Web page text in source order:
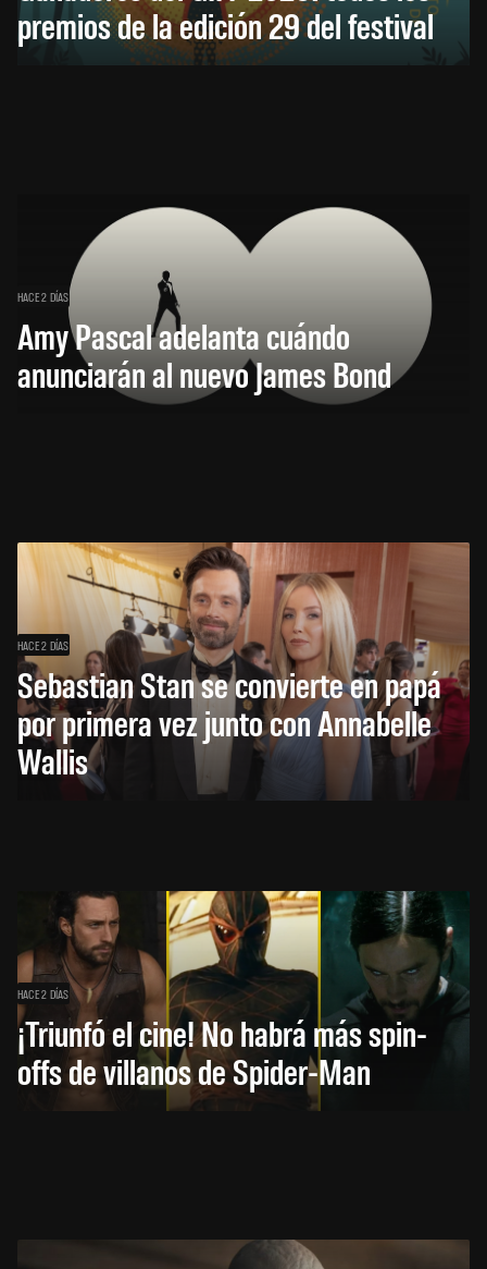
premios de la edición 29 del festival
HACE 2 DÍAS
Amy Pascal adelanta cuándo
anunciarán al nuevo James Bond
HACE 2 DÍAS
Sebastian Stan se convierte en papá
por primera vez junto con Annabelle
Wallis
HACE 2 DÍAS
¡Triunfó el cine! No habrá más spin-
offs de villanos de Spider-Man